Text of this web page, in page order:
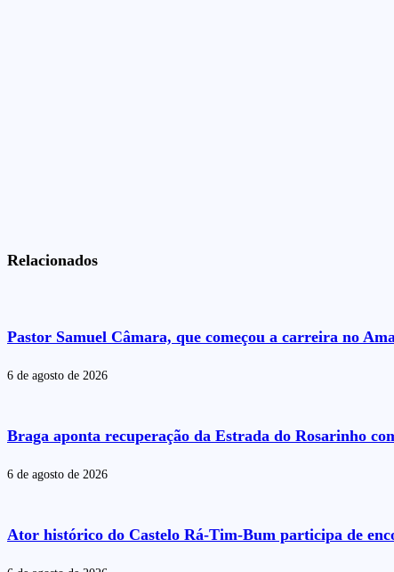
Relacionados
Pastor Samuel Câmara, que começou a carreira no
6 de agosto de 2026
Braga aponta recuperação da Estrada do Rosarinho
6 de agosto de 2026
Ator histórico do Castelo Rá-Tim-Bum participa de